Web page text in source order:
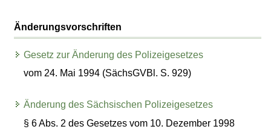
Änderungsvorschriften
Gesetz zur Änderung des Polizeigesetzes
vom 24. Mai 1994 (SächsGVBl. S. 929)
Änderung des Sächsischen Polizeigesetzes
§ 6 Abs. 2 des Gesetzes vom 10. Dezember 1998